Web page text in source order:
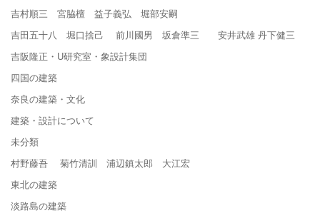
吉村順三 宮脇檀 益子義弘 堀部安嗣
吉田五十八 堀口捨己 前川國男 坂倉準三 安井武雄 丹下健三
吉阪隆正・U研究室・象設計集団
四国の建築
奈良の建築・文化
建築・設計について
未分類
村野藤吾 菊竹清訓 浦辺鎮太郎 大江宏
東北の建築
淡路島の建築